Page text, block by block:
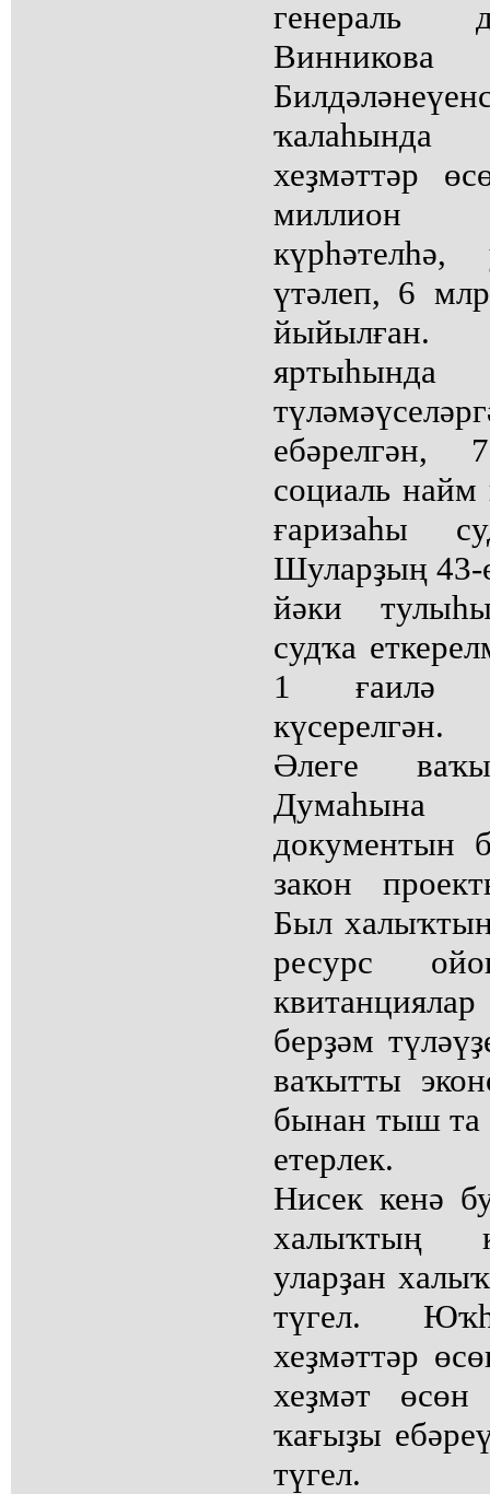
генераль
ҡалаһында
хеҙмәттәр
миллион
үтәлеп, 6
ебәрелгән,
социаль
ғаризаһы
Шуларҙың 43-
йәки
судҡа
1 ғаилә
күсерелгән.
Әлеге
документын
закон
Был
ресурс
берҙәм
ваҡытты
бынан тыш та
етерлек.
Нисек кенә
халыҡтың
уларҙан
түгел.
хеҙмәттәр
хеҙмәт
ҡағыҙы
түгел.